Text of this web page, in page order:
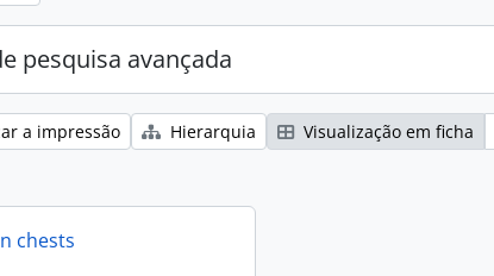
pesquisa avançada
a impressão Hierarquia Visualização em ficha
chests